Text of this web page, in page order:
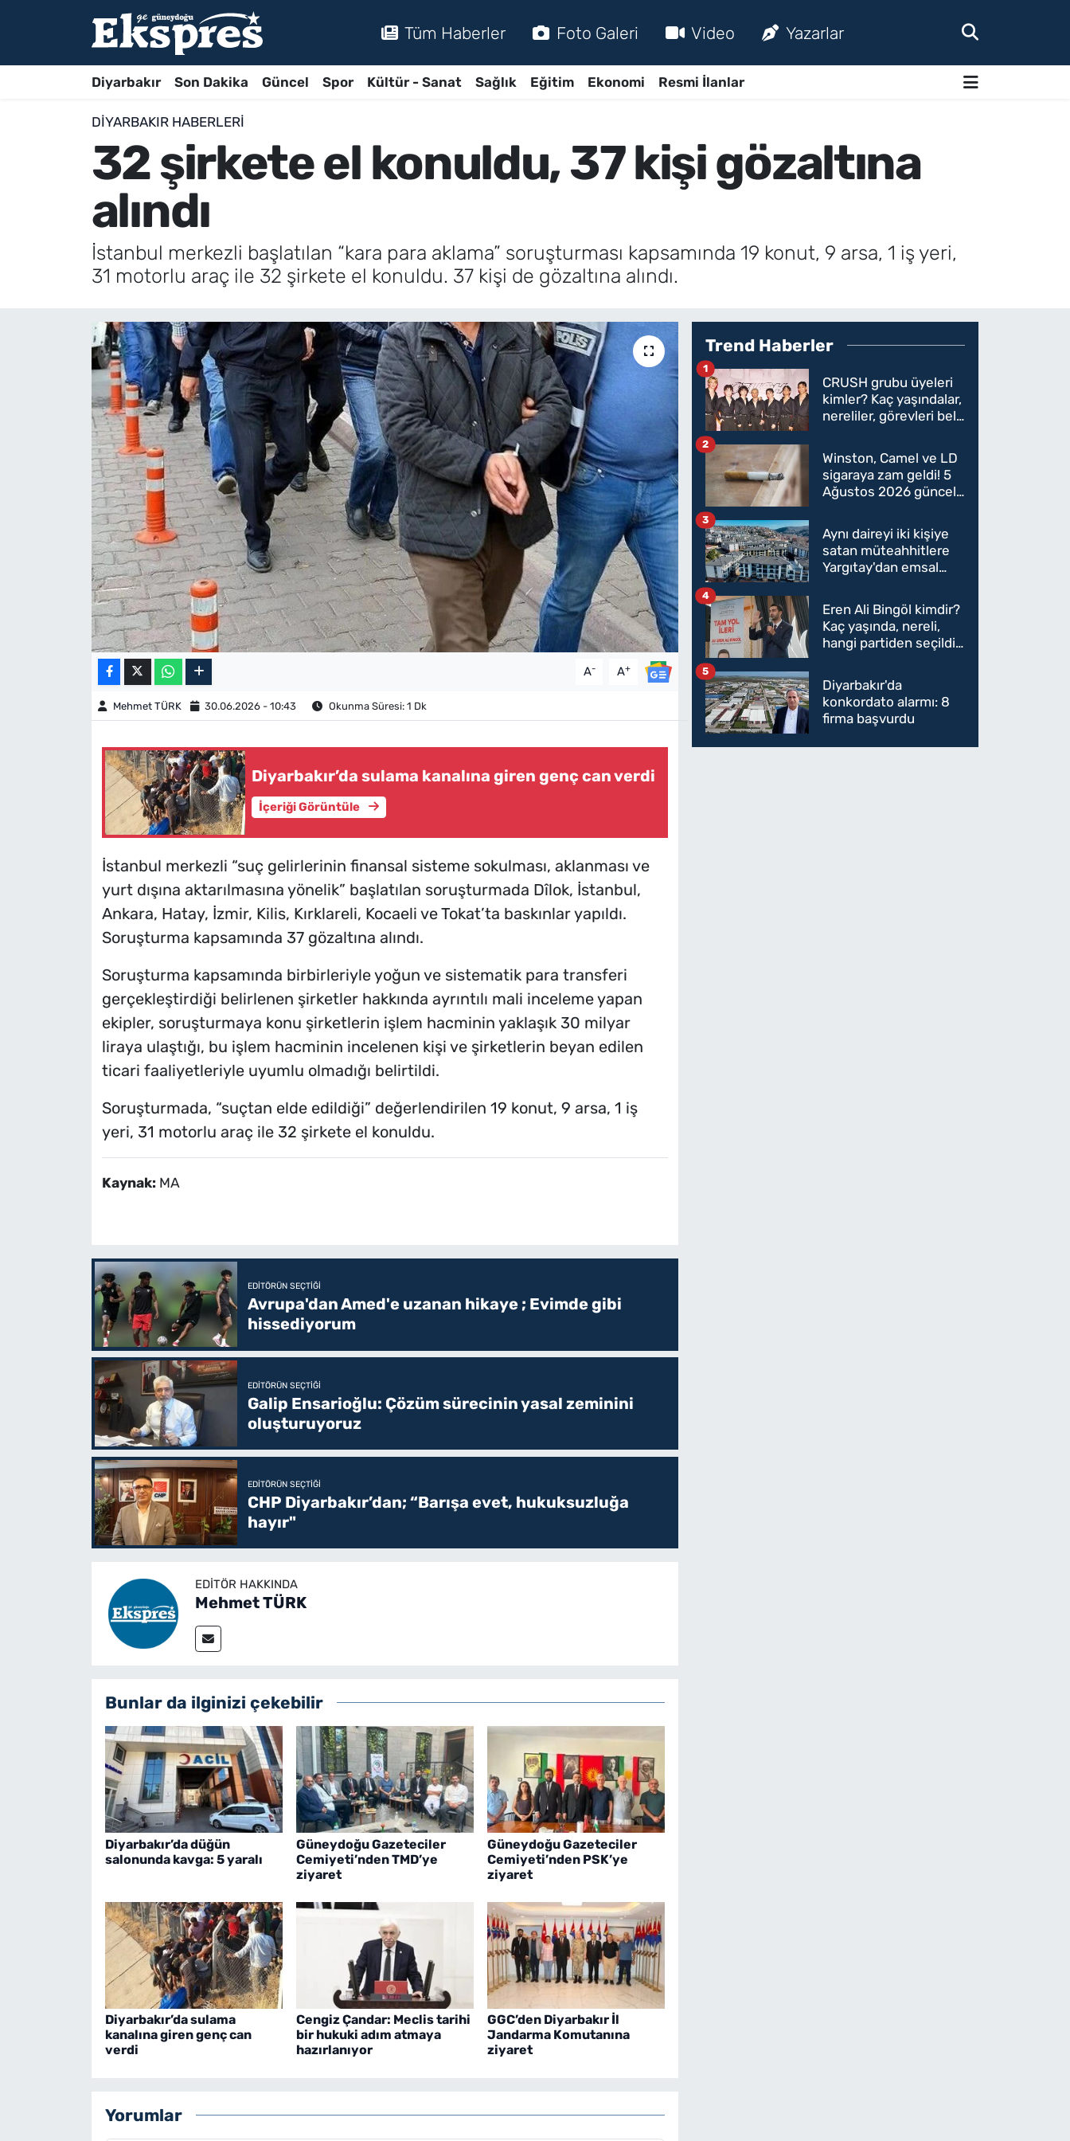
Tüm Haberler Foto Galeri Video Yazarlar
Diyarbakır Son Dakika Güncel Spor Kültür - Sanat Sağlık Eğitim Ekonomi Resmi İlanlar
DIYARBAKIR HABERLERI
32 şirkete el konuldu, 37 kişi gözaltına
alındı
İstanbul merkezli başlatılan “kara para aklama” soruşturması kapsamında 19 konut, 9 arsa, 1 iş yeri,
31 motorlu araç ile 32 şirkete el konuldu. 37 kişi de gözaltına alındı.
A- A+
Mehmet TÜRK 30.06.2026 - 10:43 Okunma Süresi: 1 Dk
Diyarbakır’da sulama kanalına giren genç can verdi
İçeriği Görüntüle
İstanbul merkezli “suç gelirlerinin finansal sisteme sokulması, aklanması ve
yurt dışına aktarılmasına yönelik” başlatılan soruşturmada Dîlok, İstanbul,
Ankara, Hatay, İzmir, Kilis, Kırklareli, Kocaeli ve Tokat’ta baskınlar yapıldı.
Soruşturma kapsamında 37 gözaltına alındı.
Soruşturma kapsamında birbirleriyle yoğun ve sistematik para transferi
gerçekleştirdiği belirlenen şirketler hakkında ayrıntılı mali inceleme yapan
ekipler, soruşturmaya konu şirketlerin işlem hacminin yaklaşık 30 milyar
liraya ulaştığı, bu işlem hacminin incelenen kişi ve şirketlerin beyan edilen
ticari faaliyetleriyle uyumlu olmadığı belirtildi.
Soruşturmada, “suçtan elde edildiği” değerlendirilen 19 konut, 9 arsa, 1 iş
yeri, 31 motorlu araç ile 32 şirkete el konuldu.
Kaynak: MA
EDITÖRÜN SEÇTIĞI
Avrupa'dan Amed'e uzanan hikaye ; Evimde gibi
hissediyorum
EDITÖRÜN SEÇTIĞI
Galip Ensarioğlu: Çözüm sürecinin yasal zeminini
oluşturuyoruz
EDITÖRÜN SEÇTIĞI
CHP Diyarbakır’dan; “Barışa evet, hukuksuzluğa
hayır"
EDITÖR HAKKINDA
Mehmet TÜRK
Bunlar da ilginizi çekebilir
Diyarbakır’da düğün
salonunda kavga: 5 yaralı
Güneydoğu Gazeteciler
Cemiyeti’nden TMD’ye
ziyaret
Güneydoğu Gazeteciler
Cemiyeti’nden PSK’ye
ziyaret
Diyarbakır’da sulama
kanalına giren genç can
verdi
Cengiz Çandar: Meclis tarihi
bir hukuki adım atmaya
hazırlanıyor
GGC’den Diyarbakır İl
Jandarma Komutanına
ziyaret
Yorumlar
Trend Haberler
CRUSH grubu üyeleri
kimler? Kaç yaşındalar,
nereliler, görevleri belli
1
Winston, Camel ve LD
sigaraya zam geldi! 5
Ağustos 2026 güncel
oldu
2
Aynı daireyi iki kişiye
satan müteahhitlere
Yargıtay'dan emsal
3
Eren Ali Bingöl kimdir?
Kaç yaşında, nereli,
hangi partiden seçildi?
Parti'ye mi geçecek?
4
Diyarbakır'da
konkordato alarmı: 8
firma başvurdu
5